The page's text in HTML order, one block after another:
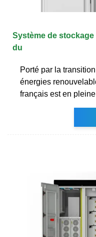
Système de
du
Porté par la
énergies
français est en